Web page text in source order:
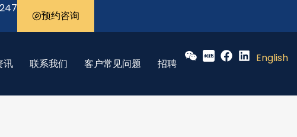
预约咨询
讯 联系我们 客户常见问题 招聘 English